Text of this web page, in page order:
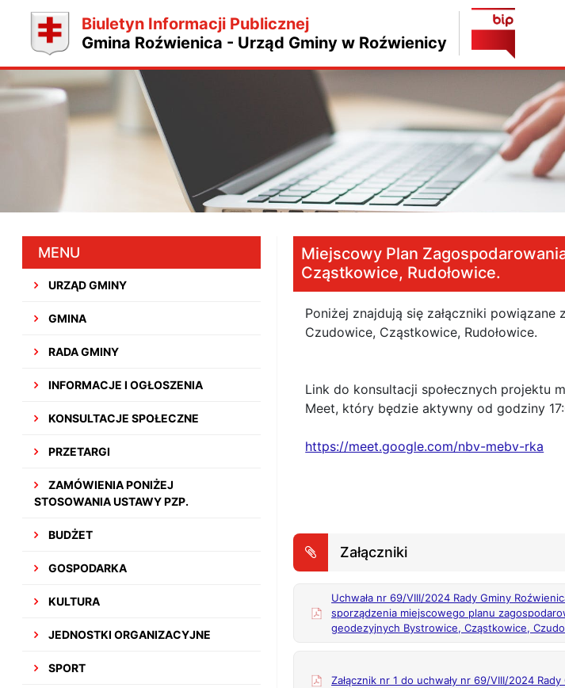
Biuletyn Informacji Publicznej
Gmina Roźwienica - Urząd Gminy w Roźwienicy
MENU
URZĄD GMINY
GMINA
RADA GMINY
INFORMACJE I OGŁOSZENIA
KONSULTACJE SPOŁECZNE
PRZETARGI
ZAMÓWIENIA PONIŻEJ
STOSOWANIA USTAWY PZP.
BUDŻET
GOSPODARKA
KULTURA
JEDNOSTKI ORGANIZACYJNE
SPORT
Miejscowy Plan
Cząstkowice, Rudołowice.
Poniżej znajdują się załączniki
Czudowice, Cząstkowice, Rudołowice.
Link do konsultacji społecznych projektu
Meet, który będzie aktywny od godziny
https://meet.google.com/nbv-mebv-rka
Załączniki
Uchwała nr 69/VIII/2024 Rady Gminy
sporządzenia miejscowego planu
geodezyjnych Bystrowice, Cząstkowice,
Załącznik nr 1 do uchwały nr 69/VIII/2024